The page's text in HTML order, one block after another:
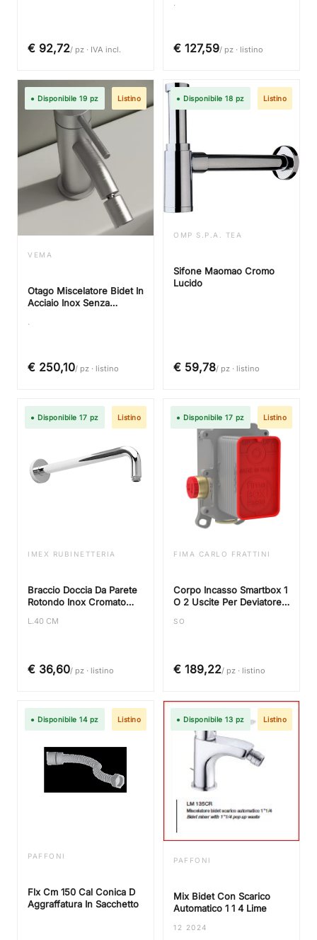
€ 92,72/ pz · IVA incl.
.
€ 127,59/ pz · listino
● Disponibile 19 pz Listino
VEMA
Otago Miscelatore Bidet In
Acciaio Inox Senza
€ 250,10/ pz · listino
● Disponibile 18 pz Listino
OMP S.P.A. TEA
Sifone Maomao Cromo
Lucido
€ 59,78/ pz · listino
● Disponibile 17 pz Listino
IMEX RUBINETTERIA
Braccio Doccia Da Parete
Rotondo Inox Cromato
L.40 CM
€ 36,60/ pz · listino
● Disponibile 17 pz Listino
FIMA CARLO FRATTINI
Corpo Incasso Smartbox 1
O 2 Uscite Per Deviatore
Miscelatore Meccanico
SO
€ 189,22/ pz · listino
● Disponibile 14 pz Listino
PAFFONI
Flx Cm 150 Cal Conica D
Aggraffatura In Sacchetto
● Disponibile 13 pz Listino
PAFFONI
Mix Bidet Con Scarico
Automatico 1 1 4 Lime
12 2024